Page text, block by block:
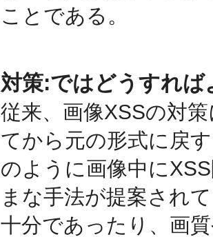
ことである。
対策:ではどうすれば
従来、画像XSSの対
てから元の形式に戻
のように画像中に
まな手法が提案され
十分であったり、画